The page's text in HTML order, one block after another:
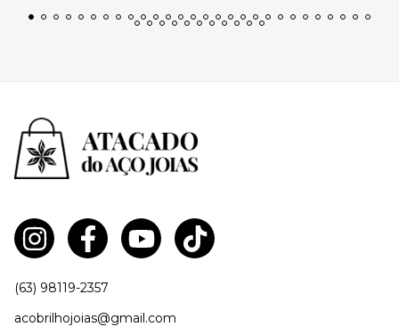
(63) 98119-2357
acobrilhojoias@gmail.com